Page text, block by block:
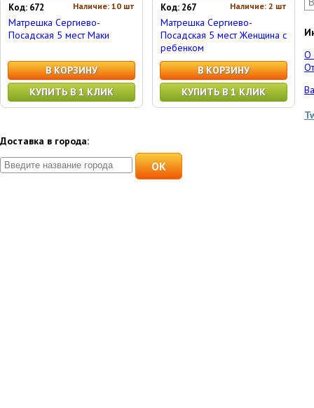
Наличие: 10 шт
Код: 672
Матрешка Сергиево-
Посадская 5 мест Маки
В КОРЗИНУ
КУПИТЬ В 1 КЛИК
Наличие: 2 шт
Код: 267
Матрешка Сергиево-
Посадская 5 мест Женщина с
ребенком
В КОРЗИНУ
КУПИТЬ В 1 КЛИК
О
Доставка в города:
OK